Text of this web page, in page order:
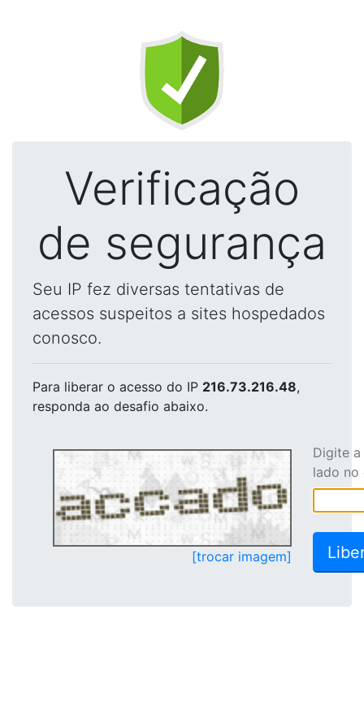
Verificação
de segurança
Seu IP fez diversas tentativas de
acessos suspeitos a sites hospedados
conosco.
Para liberar o acesso do IP 216.73.216.48,
responda ao desafio abaixo.
[trocar imagem]
Digite
lado no